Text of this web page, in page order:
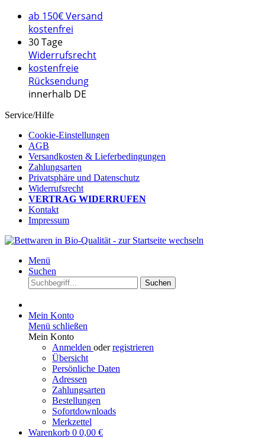
ab 150€ Versand
kostenfrei
30 Tage
Widerrufsrecht
kostenfreie
Rücksendung
innerhalb DE
Service/Hilfe
Cookie-Einstellungen
AGB
Versandkosten & Lieferbedingungen
Zahlungsarten
Privatsphäre und Datenschutz
Widerrufsrecht
VERTRAG WIDERRUFEN
Kontakt
Impressum
Menü
Suchen
Suchen
Mein Konto
Menü schließen
Mein Konto
Anmelden oderregistrieren
Übersicht
Persönliche Daten
Adressen
Zahlungsarten
Bestellungen
Sofortdownloads
Merkzettel
Warenkorb 0 0,00 €